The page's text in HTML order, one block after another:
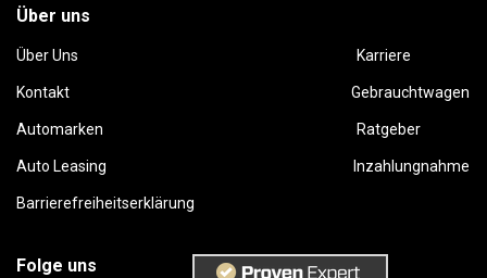
Über uns
Über Uns Karriere
Kontakt Gebrauchtwagen
Automarken Ratgeber
Auto Leasing Inzahlungnahme
Barrierefreiheitserklärung
Folge uns